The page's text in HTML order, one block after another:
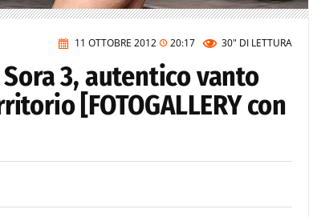
11 OTTOBRE 2012 20:17 30" DI LETTURA
3, autentico vanto
[FOTOGALLERY con